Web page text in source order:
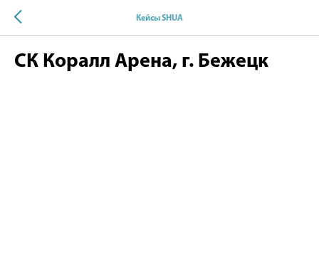
Кейсы SHUA
СК Коралл Арена, г. Бежецк